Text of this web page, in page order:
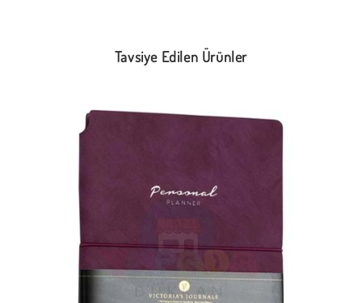
Tavsiye Edilen Ürünler